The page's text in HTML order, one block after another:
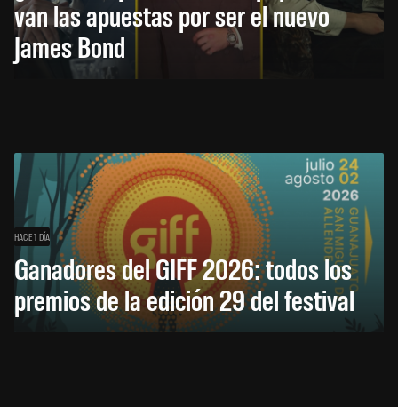
van las apuestas por ser el nuevo
James Bond
HACE 1 DÍA
Ganadores del GIFF 2026: todos los
premios de la edición 29 del festival